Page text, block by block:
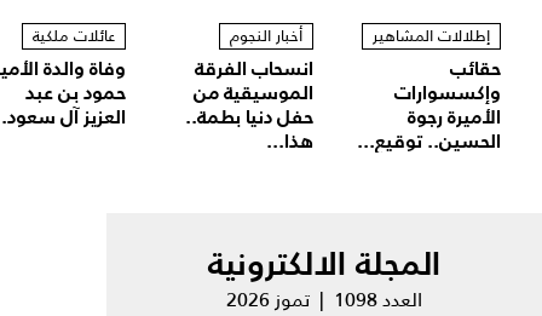
إطلالات المشاهير
حقائب
وإكسسوارات
الأميرة رجوة
الحسين.. توقيع...
أخبار النجوم
انسحاب الفرقة
الموسيقية من
حفل دنيا بطمة..
هذا...
عائلات ملكية
وفاة والدة
حمود بن عبد
العزيز آل
المجلة الالكترونية
العدد 1098 | تموز 2026